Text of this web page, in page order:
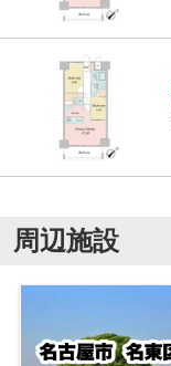
周辺施設